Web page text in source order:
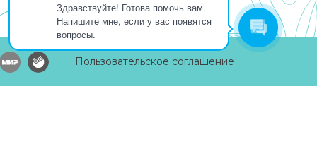
Здравствуйте! Готова помочь вам.
Напишите мне, если у вас появятся
вопросы.
Пользовательское соглашение